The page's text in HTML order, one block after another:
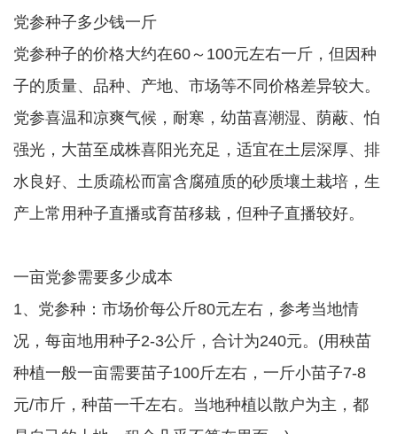
党参种子多少钱一斤
党参种子的价格大约在60～100元左右一斤，但因种
子的质量、品种、产地、市场等不同价格差异较大。
党参喜温和凉爽气候，耐寒，幼苗喜潮湿、荫蔽、怕
强光，大苗至成株喜阳光充足，适宜在土层深厚、排
水良好、土质疏松而富含腐殖质的砂质壤土栽培，生
产上常用种子直播或育苗移栽，但种子直播较好。
一亩党参需要多少成本
1、党参种：市场价每公斤80元左右，参考当地情
况，每亩地用种子2-3公斤，合计为240元。(用秧苗
种植一般一亩需要苗子100斤左右，一斤小苗子7-8
元/市斤，种苗一千左右。当地种植以散户为主，都